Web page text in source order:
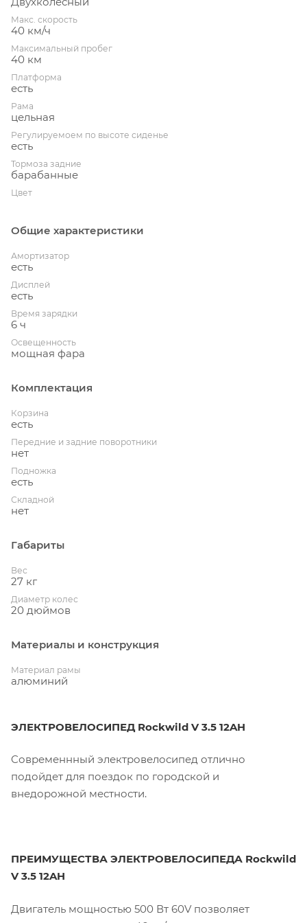
Макс. скорость
40 км/ч
Максимальный пробег
40 км
Платформа
есть
Рама
цельная
Регулируемоем по высоте сиденье
есть
Тормоза задние
барабанные
Цвет
Общие характеристики
Амортизатор
есть
Дисплей
есть
Время зарядки
6 ч
Освещенность
мощная фара
Комплектация
Корзина
есть
Передние и задние поворотники
нет
Подножка
есть
Складной
нет
Габариты
Вес
27 кг
Диаметр колес
20 дюймов
Материалы и конструкция
Материал рамы
алюминий
ЭЛЕКТРОВЕЛОСИПЕД Rockwild V 3.5 12AH
Cовременнный электровелосипед отлично
подойдет для поездок по городской и
внедорожной местности.
ПРЕИМУЩЕСТВА ЭЛЕКТРОВЕЛОСИПЕДА Rockwild
V 3.5 12AH
Двигатель мощностью 500 Вт 60V позволяет